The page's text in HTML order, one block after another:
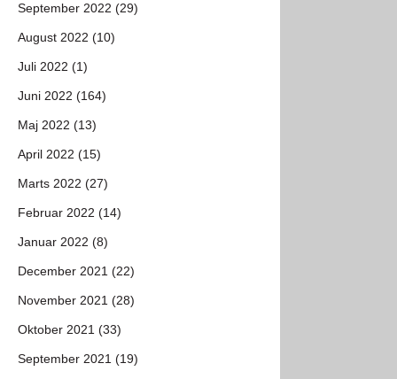
September 2022 (29)
August 2022 (10)
Juli 2022 (1)
Juni 2022 (164)
Maj 2022 (13)
April 2022 (15)
Marts 2022 (27)
Februar 2022 (14)
Januar 2022 (8)
December 2021 (22)
November 2021 (28)
Oktober 2021 (33)
September 2021 (19)